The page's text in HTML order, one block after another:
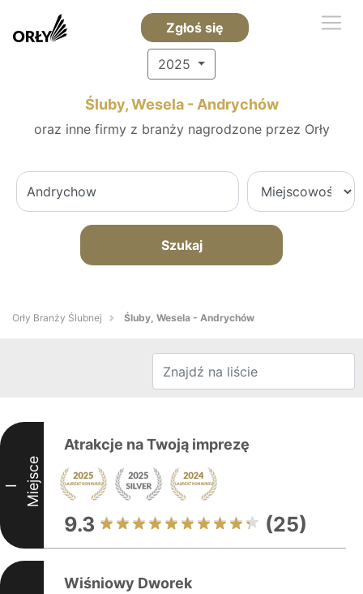
Zgłoś się
2025
Śluby, Wesela - Andrychów
oraz inne firmy z branży nagrodzone przez Orły
Szukaj
Orły Branży Ślubnej Śluby, Wesela - Andrychów
I Miejsce
Atrakcje na Twoją imprezę
9.3 (25)
Wiśniowy Dworek